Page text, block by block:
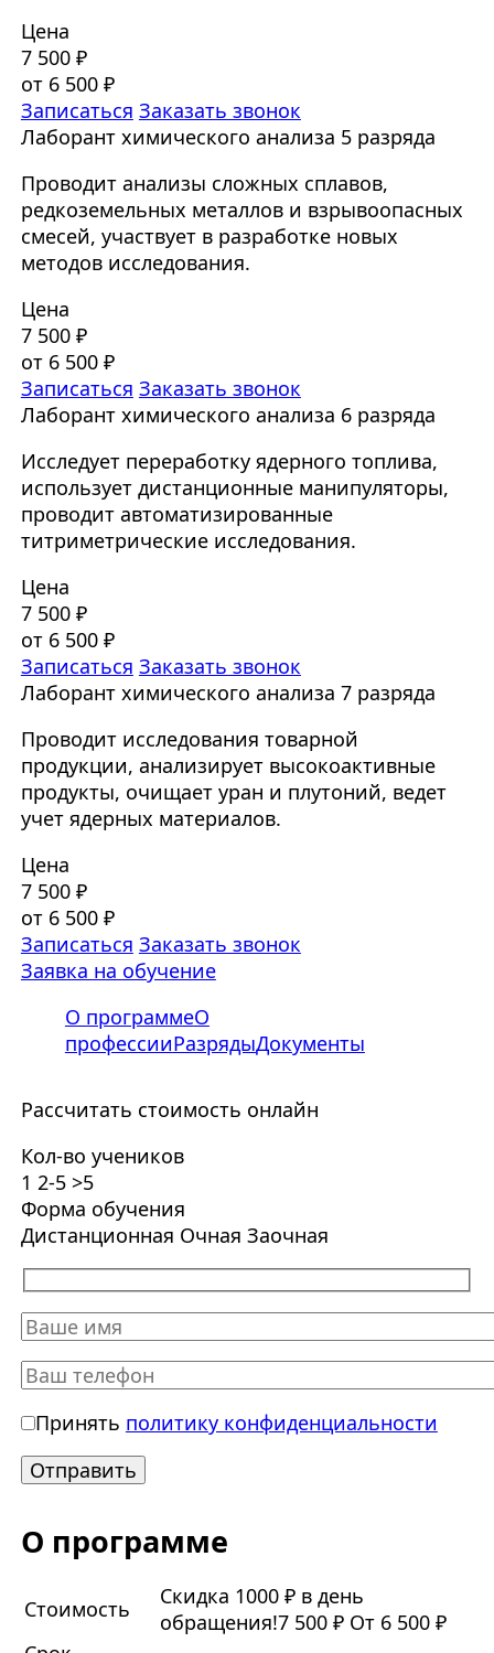
Цена
7 500 ₽
от 6 500 ₽
Записаться Заказать звонок
Лаборант химического анализа 5 разряда
Проводит анализы сложных сплавов,
редкоземельных металлов и взрывоопасных
смесей, участвует в разработке новых
методов исследования.
Цена
7 500 ₽
от 6 500 ₽
Записаться Заказать звонок
Лаборант химического анализа 6 разряда
Исследует переработку ядерного топлива,
использует дистанционные манипуляторы,
проводит автоматизированные
титриметрические исследования.
Цена
7 500 ₽
от 6 500 ₽
Записаться Заказать звонок
Лаборант химического анализа 7 разряда
Проводит исследования товарной
продукции, анализирует высокоактивные
продукты, очищает уран и плутоний, ведет
учет ядерных материалов.
Цена
7 500 ₽
от 6 500 ₽
Записаться Заказать звонок
Заявка на обучение
О программеО
профессииРазрядыДокументы
Рассчитать стоимость онлайн
Кол-во учеников
1 2-5 >5
Форма обучения
Дистанционная Очная Заочная
Принять политику конфиденциальности
О программе
Стоимость
Скидка 1000 ₽ в день
обращения!7 500 ₽ От 6 500 ₽